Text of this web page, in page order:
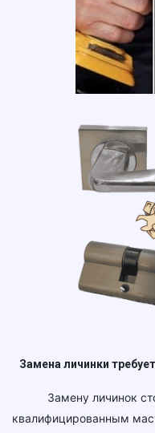
Замена личинки
Замену личинок
квалифицированным